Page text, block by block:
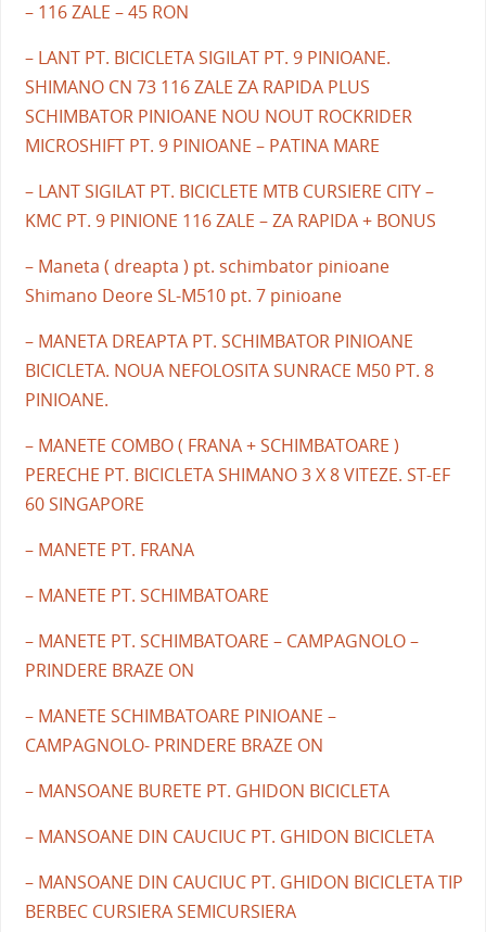
– 116 ZALE – 45 RON
– LANT PT. BICICLETA SIGILAT PT. 9 PINIOANE.
SHIMANO CN 73 116 ZALE ZA RAPIDA PLUS
SCHIMBATOR PINIOANE NOU NOUT ROCKRIDER
MICROSHIFT PT. 9 PINIOANE – PATINA MARE
– LANT SIGILAT PT. BICICLETE MTB CURSIERE CITY –
KMC PT. 9 PINIONE 116 ZALE – ZA RAPIDA + BONUS
– Maneta ( dreapta ) pt. schimbator pinioane
Shimano Deore SL-M510 pt. 7 pinioane
– MANETA DREAPTA PT. SCHIMBATOR PINIOANE
BICICLETA. NOUA NEFOLOSITA SUNRACE M50 PT. 8
PINIOANE.
– MANETE COMBO ( FRANA + SCHIMBATOARE )
PERECHE PT. BICICLETA SHIMANO 3 X 8 VITEZE. ST-EF
60 SINGAPORE
– MANETE PT. FRANA
– MANETE PT. SCHIMBATOARE
– MANETE PT. SCHIMBATOARE – CAMPAGNOLO –
PRINDERE BRAZE ON
– MANETE SCHIMBATOARE PINIOANE –
CAMPAGNOLO- PRINDERE BRAZE ON
– MANSOANE BURETE PT. GHIDON BICICLETA
– MANSOANE DIN CAUCIUC PT. GHIDON BICICLETA
– MANSOANE DIN CAUCIUC PT. GHIDON BICICLETA TIP
BERBEC CURSIERA SEMICURSIERA